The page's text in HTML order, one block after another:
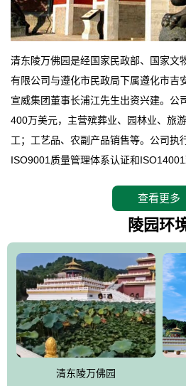
清东陵万佛园是经国家民政部、国家文
有限公司与遵化市民政局下属遵化市吉
宣威集团董事长浦江先生出资兴建。公
400万美元，主营殡葬业、园林业、旅
工；工艺品、农副产品销售等。公司执
ISO9001质量管理体系认证和
拥有4A级旅游区头衔的花园式陵园，园
万佛园位于遵化市境内，座落在世界文
形绝佳，地理位置优越，交通便利。公
园、打造佛教精品旅游圣地”为目标，
的墓地安葬、祭祀吊亡并结合旅游参观
郁绚丽、优雅宜人的园林景观构成其外
园手法相结合的默契操作，建成一处
美、民族风格突出，与周边文物古迹
式园林。
万佛园工程一期占地448亩，目前完成
查看更多
陵园环
清东陵万佛园